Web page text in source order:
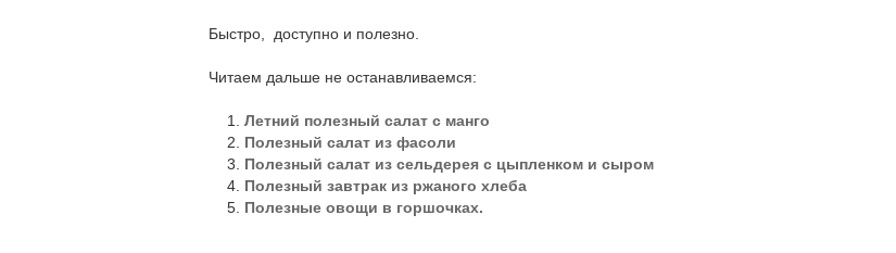
Быстро, доступно и полезно.
Читаем дальше не останавливаемся:
Летний полезный салат с манго
Полезный салат из фасоли
Полезный салат из сельдерея с цыпленком и сыром
Полезный завтрак из ржаного хлеба
Полезные овощи в горшочках.